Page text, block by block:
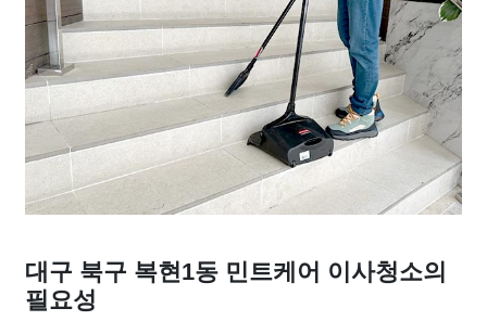
대구 북구 복현1동 민트케어 이사청소의
필요성